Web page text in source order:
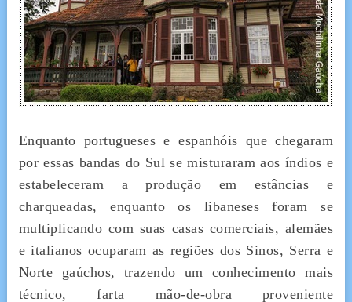
Enquanto portugueses e espanhóis que chegaram
por essas bandas do Sul se misturaram aos índios e
estabeleceram a produção em estâncias e
charqueadas, enquanto os libaneses foram se
multiplicando com suas casas comerciais, alemães
e italianos ocuparam as regiões dos Sinos, Serra e
Norte gaúchos, trazendo um conhecimento mais
técnico, farta mão-de-obra proveniente